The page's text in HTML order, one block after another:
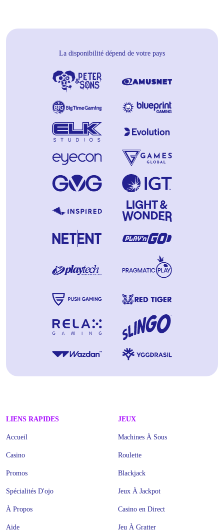
La disponibilité dépend de votre pays
LIENS RAPIDES
Accueil
Casino
Promos
Spécialités D'ojo
À Propos
Aide
JEUX
Machines À Sous
Roulette
Blackjack
Jeux À Jackpot
Casino en Direct
Jeu À Gratter